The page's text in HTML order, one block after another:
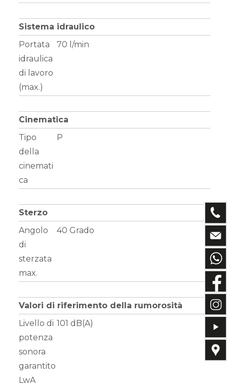
Sistema idraulico
Portata
idraulica
di lavoro
(max.)
70 l/min
Cinematica
Tipo
della
cinemati
ca
P
Sterzo
Angolo
di
sterzata
max.
40 Grado
Valori di riferimento della rumorosità
Livello di
potenza
sonora
garantito
LwA
101 dB(A)